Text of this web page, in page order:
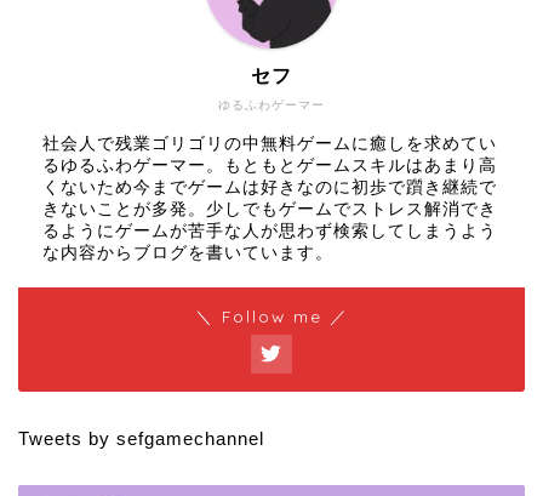
ゆるふわゲーマー
セフ
社会人で残業ゴリゴリの中無料ゲームに癒しを求めてい
るゆるふわゲーマー。もともとゲームスキルはあまり高
くないため今までゲームは好きなのに初歩で躓き継続で
きないことが多発。少しでもゲームでストレス解消でき
るようにゲームが苦手な人が思わず検索してしまうよう
な内容からブログを書いています。
＼ Follow me ／
Tweets by sefgamechannel